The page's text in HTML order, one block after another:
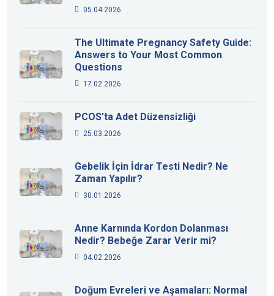
05.04.2026
The Ultimate Pregnancy Safety Guide:
Answers to Your Most Common
Questions
17.02.2026
PCOS’ta Adet Düzensizliği
25.03.2026
Gebelik İçin İdrar Testi Nedir? Ne
Zaman Yapılır?
30.01.2026
Anne Karnında Kordon Dolanması
Nedir? Bebeğe Zarar Verir mi?
04.02.2026
Doğum Evreleri ve Aşamaları: Normal